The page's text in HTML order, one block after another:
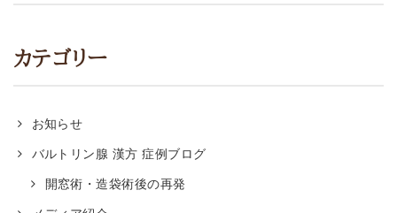
カテゴリー
お知らせ
バルトリン腺 漢方 症例ブログ
開窓術・造袋術後の再発